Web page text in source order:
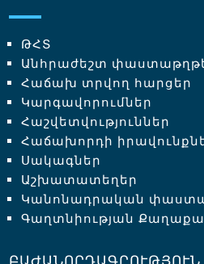
ԹՀՏ
Անհրաժեշտ
Հաճախ տրվող հարցեր
Կարգավորումներ
Հաշվետվություններ
Հաճախորդի
Սակագներ
Աշխատատեղեր
Կանոնադրական
Գաղտնիության
ԲԱԺԱՆՈՐԴԱԳՐՈՒԹՅՈՒՆ